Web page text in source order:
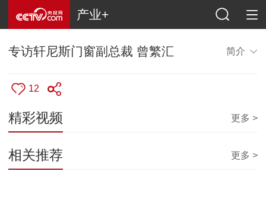
产业+
专访轩尼斯门窗副总裁 曾繁汇 简介
12
精彩视频 更多 >
相关推荐 更多 >